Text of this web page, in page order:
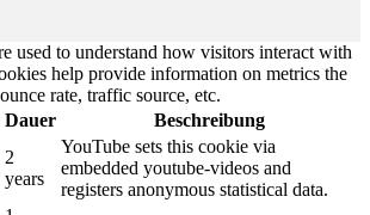
used to understand how visitors interact with
help provide information on metrics the
rate, traffic source, etc.
Dauer Beschreibung
2
years
YouTube sets this cookie via
embedded youtube-videos and
registers anonymous statistical data.